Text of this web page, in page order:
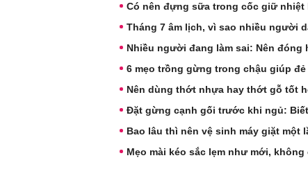
Có nên đựng sữa trong cốc giữ nhiệt
Tháng 7 âm lịch, vì sao nhiều người
Nhiều người đang làm sai: Nên
6 mẹo trồng gừng trong chậu giúp
Nên dùng thớt nhựa hay thớt gỗ tốt
Đặt gừng cạnh gối trước khi ngủ:
Bao lâu thì nên vệ sinh máy giặt một
Mẹo mài kéo sắc lẹm như mới,